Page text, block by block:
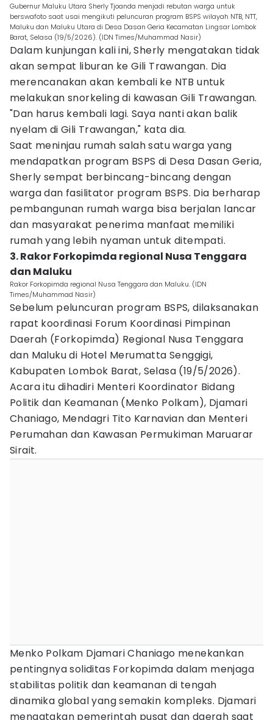
Gubernur Maluku Utara Sherly Tjoanda menjadi rebutan warga untuk
berswafoto saat usai mengikuti peluncuran program BSPS wilayah NTB, NTT,
Maluku dan Maluku Utara di Desa Dasan Geria Kecamatan Lingsar Lombok
Barat, Selasa (19/5/2026). (IDN Times/Muhammad Nasir)
Dalam kunjungan kali ini, Sherly mengatakan tidak
akan sempat liburan ke Gili Trawangan. Dia
merencanakan akan kembali ke NTB untuk
melakukan snorkeling di kawasan Gili Trawangan.
"Dan harus kembali lagi. Saya nanti akan balik
nyelam di Gili Trawangan," kata dia.
Saat meninjau rumah salah satu warga yang
mendapatkan program BSPS di Desa Dasan Geria,
Sherly sempat berbincang-bincang dengan
warga dan fasilitator program BSPS. Dia berharap
pembangunan rumah warga bisa berjalan lancar
dan masyarakat penerima manfaat memiliki
rumah yang lebih nyaman untuk ditempati.
3. Rakor Forkopimda regional Nusa Tenggara
dan Maluku
Rakor Forkopimda regional Nusa Tenggara dan Maluku. (IDN
Times/Muhammad Nasir)
Sebelum peluncuran program BSPS, dilaksanakan
rapat koordinasi Forum Koordinasi Pimpinan
Daerah (Forkopimda) Regional Nusa Tenggara
dan Maluku di Hotel Merumatta Senggigi,
Kabupaten Lombok Barat, Selasa (19/5/2026).
Acara itu dihadiri Menteri Koordinator Bidang
Politik dan Keamanan (Menko Polkam), Djamari
Chaniago, Mendagri Tito Karnavian dan Menteri
Perumahan dan Kawasan Permukiman Maruarar
Sirait.
Menko Polkam Djamari Chaniago menekankan
pentingnya soliditas Forkopimda dalam menjaga
stabilitas politik dan keamanan di tengah
dinamika global yang semakin kompleks. Djamari
mengatakan pemerintah pusat dan daerah saat